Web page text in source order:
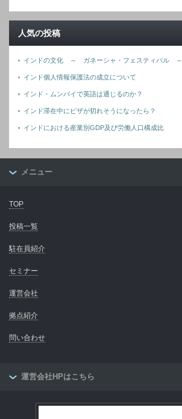
人気の投稿
インドの文化 ～ ガネーシャ・フェスティバル ～
インド個人情報保護法の成立について
インド・ムンバイで英語は通じるのか？
インド滞在中にビザが切れそうになったら？
インドにおける産業別GDP及び労働人口構成比
メニュー
TOP
投稿一覧
駐在員紹介
セミナー
運営会社
拠点紹介
問い合わせ
運営会社HPはこちら